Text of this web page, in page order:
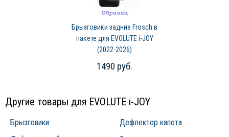
Брызговики задние Frosch в
пакете для EVOLUTE i-JOY
(2022-2026)
1490 руб.
Другие товары для EVOLUTE i-JOY
Брызговики
Дефлектор капота